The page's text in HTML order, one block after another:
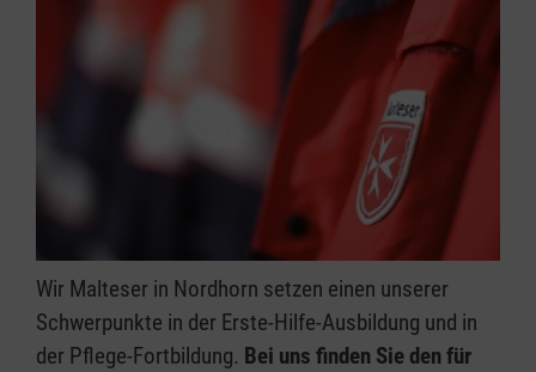
Wir Malteser in Nordhorn setzen einen unserer
Schwerpunkte in der Erste-Hilfe-Ausbildung und in
der Pflege-Fortbildung. Bei uns finden Sie den für